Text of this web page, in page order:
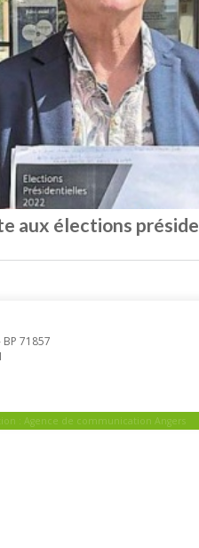
aux élections
BP 71857
: Agence de communication Angers